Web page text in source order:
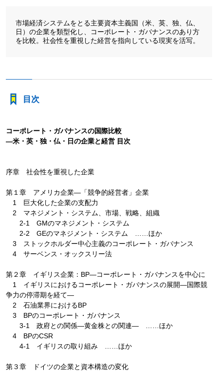
市場経済システムをとる主要資本主義国（米、英、独、仏、
日）の企業を類型化し、コーポレート・ガバナンスのあり方
を比較。社会性を重視した経営を指向している現実を活写。
目次
コーポレート・ガバナンスの国際比較
―米・英・独・仏・日の企業と経営 目次
序章 社会性を重視した企業
第１章 アメリカ企業―「競争的経営者」企業
1 巨大化した企業の支配力
2 マネジメント・システム、市場、戦略、組織
2-1 GMのマネジメント・システム
2-2 GEのマネジメント・システム ……ほか
3 ストックホルダー中心主義のコーポレート・ガバナンス
4 サーベンス・オックスリー法
第２章 イギリス企業：BP―コーポレート・ガバナンスを中心に
1 イギリスにおけるコーポレート・ガバナンスの展開―国際競
争力の停滞期を経て―
2 石油業界におけるBP
3 BPのコーポレート・ガバナンス
3-1 政府との関係―黄金株との関連― ……ほか
4 BPのCSR
4-1 イギリスの取り組み ……ほか
第３章 ドイツの企業と資本構造の変化